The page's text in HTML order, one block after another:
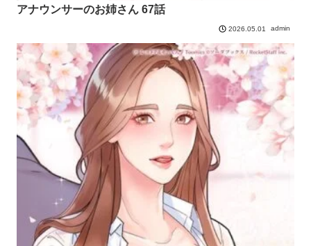
アナウンサーのお姉さん 67話
2026.05.01 admin